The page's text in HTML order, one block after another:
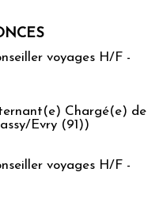
voyages H/F -
Chargé(e) de
Evry (91))
voyages H/F -